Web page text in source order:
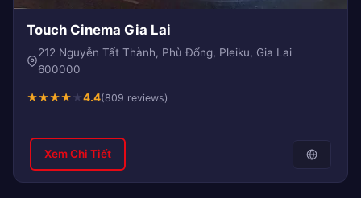
Touch Cinema Gia Lai
212 Nguyễn Tất Thành, Phù Đổng, Pleiku, Gia Lai
600000
★★★★★4.4(809 reviews)
Xem Chi Tiết